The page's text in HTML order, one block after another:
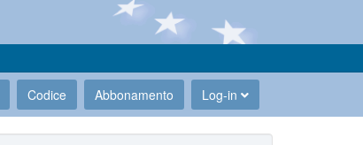
Codice Abbonamento Log-in